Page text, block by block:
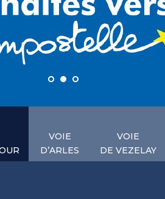
VOIE
D’ARLES
VOIE
DE VEZELAY